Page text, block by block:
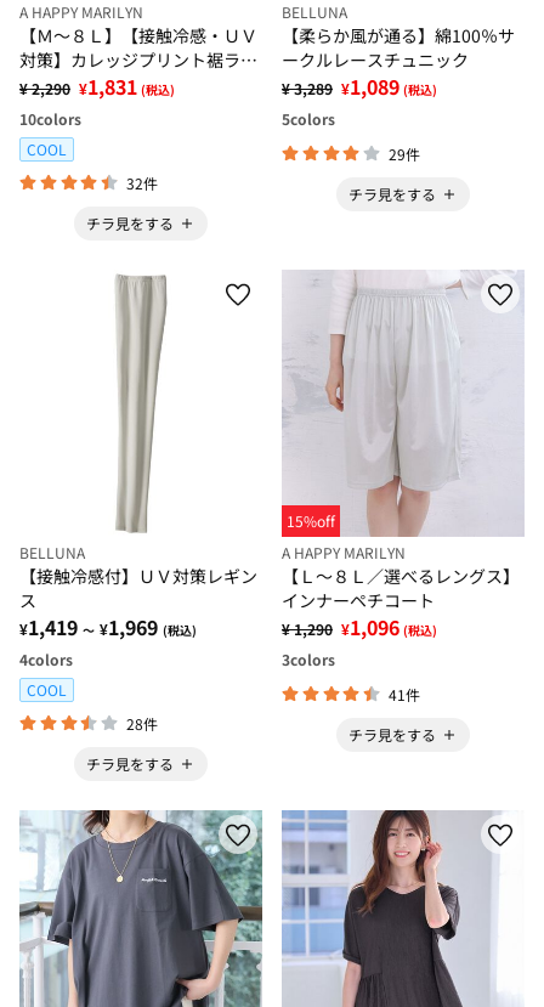
A HAPPY MARILYN
【Ｍ～８Ｌ】【接触冷感・ＵＶ
対策】カレッジプリント裾ラウ
ンドＴシャツ
¥ 2,290 ¥1,831 (税込)
10colors
COOL
32件
チラ見をする
BELLUNA
【柔らか風が通る】綿100％サ
ークルレースチュニック
¥ 3,289 ¥1,089 (税込)
5colors
29件
チラ見をする
BELLUNA
【接触冷感付】ＵＶ対策レギン
ス
¥1,419 ～ ¥1,969 (税込)
4colors
COOL
28件
チラ見をする
15%off
A HAPPY MARILYN
【Ｌ～８Ｌ／選べるレングス】
インナーペチコート
¥ 1,290 ¥1,096 (税込)
3colors
41件
チラ見をする